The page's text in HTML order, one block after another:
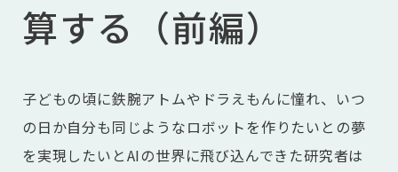
算する（前編）
子どもの頃に鉄腕アトムやドラえもんに憧れ、いつ
の日か自分も同じようなロボットを作りたいとの夢
を実現したいとAIの世界に飛び込んできた研究者は